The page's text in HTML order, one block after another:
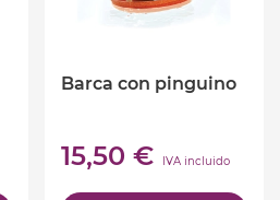
Barca con pinguino
15,50 € IVA incluido